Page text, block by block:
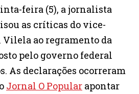
feira (5), a jornalista
as críticas do vice-
ao regramento da
pelo governo federal
As declarações ocorreram
Jornal O Popular apontar